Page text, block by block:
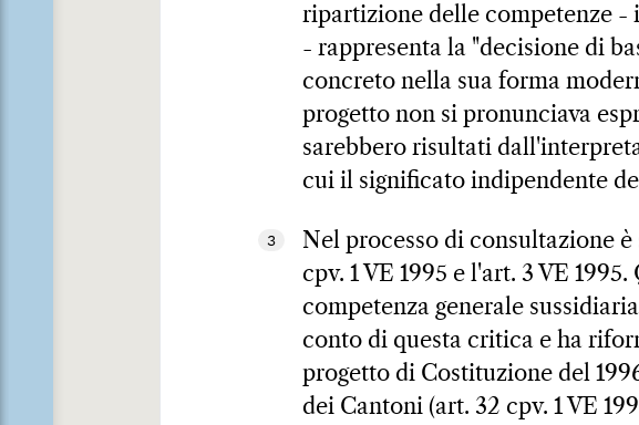
ripartizione delle competenze -
- rappresenta la "decisione di
concreto nella sua forma
progetto non si pronunciava
sarebbero risultati
cui il significato indipendente
3
Nel processo di consultazione
cpv. 1 VE 1995 e l'art. 3 VE
competenza generale
conto di questa critica e ha
progetto di Costituzione del
dei Cantoni (art. 32 cpv. 1 VE